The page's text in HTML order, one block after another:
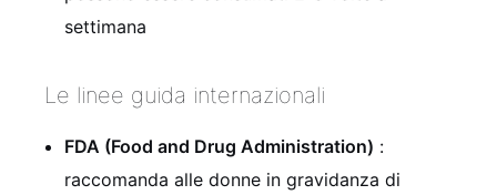
settimana
Le linee guida internazionali
FDA (Food and Drug Administration) :
raccomanda alle donne in gravidanza di